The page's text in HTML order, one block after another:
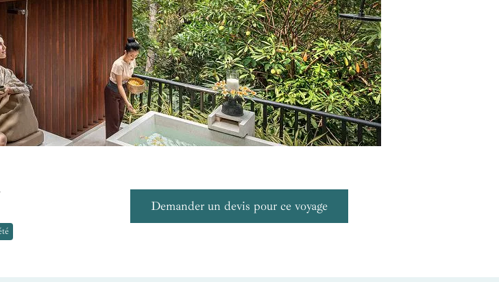
Demander un devis pour ce voyage